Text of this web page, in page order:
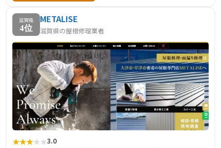
術で、多くのお客様の屋根を守り続けています。
滋賀県
4位
METALISE
滋賀県の屋根修理業者
★★★★★3.0